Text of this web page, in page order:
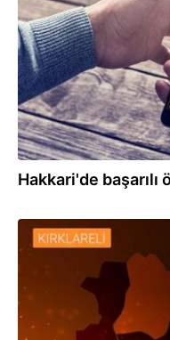
Hakkari'de
11.01.2022